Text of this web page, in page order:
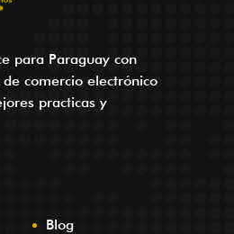
para Paraguay con
comercio electrónico
practicas y
Blog